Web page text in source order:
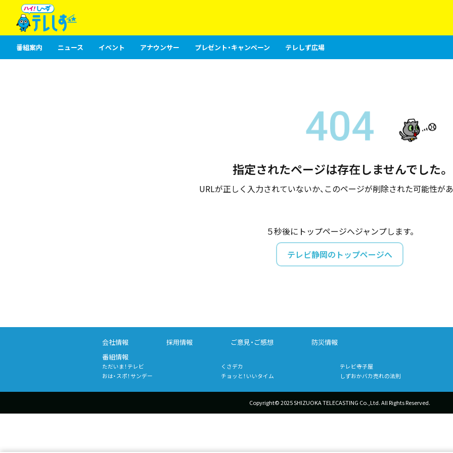
番組案内 ニュース イベント アナウンサー プレゼント・キャンペーン テレしず広場
指定されたページは存在しませんでした。
URLが正しく入力されていないか、このページが削除された可能性があ
５秒後にトップページへジャンプします。
テレビ静岡のトップページへ
会社情報 採用情報 ご意見・ご感想
防災情報
番組情報
ただいま！テレビ くさデカ テレビ寺子屋
おは・スポ！サンデー
チョッと！いいタイム しずおかバカ売れの法則
Copyright© 2025 SHIZUOKA TELECASTING Co.,Ltd.All Rights Reserved.